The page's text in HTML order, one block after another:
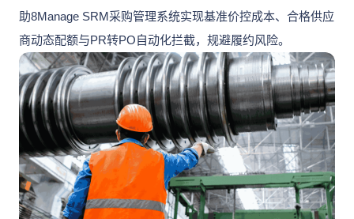
助8Manage SRM采购管理系统实现基准价控成本、合格供应
商动态配额与PR转PO自动化拦截，规避履约风险。